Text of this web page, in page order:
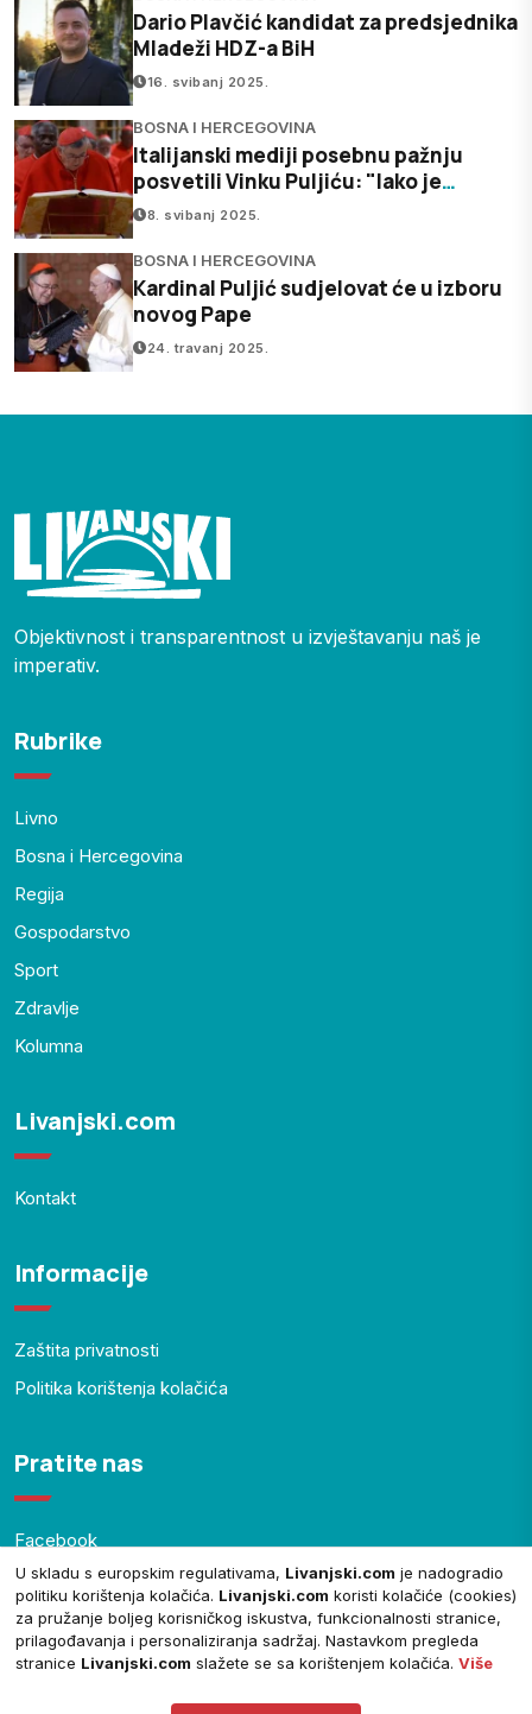
Dario Plavčić kandidat za predsjednika
Mladeži HDZ-a BiH
16. svibanj 2025.
BOSNA I HERCEGOVINA
Italijanski mediji posebnu pažnju
posvetili Vinku Puljiću: "Iako je
bolestan, stigao je na konklavu"
8. svibanj 2025.
BOSNA I HERCEGOVINA
Kardinal Puljić sudjelovat će u izboru
novog Pape
24. travanj 2025.
Objektivnost i transparentnost u izvještavanju naš je
imperativ.
Rubrike
Livno
Bosna i Hercegovina
Regija
Gospodarstvo
Sport
Zdravlje
Kolumna
Livanjski.com
Kontakt
Informacije
Zaštita privatnosti
Politika korištenja kolačića
Pratite nas
Facebook
YouTube
© Copyright 2024.Livanjski.com. Sva prava zadržana.
U skladu s europskim regulativama, Livanjski.com je nadogradio
politiku korištenja kolačića. Livanjski.com koristi kolačiće (cookies)
za pružanje boljeg korisničkog iskustva, funkcionalnosti stranice,
prilagođavanja i personaliziranja sadržaj. Nastavkom pregleda
stranice Livanjski.com slažete se sa korištenjem kolačića. Više